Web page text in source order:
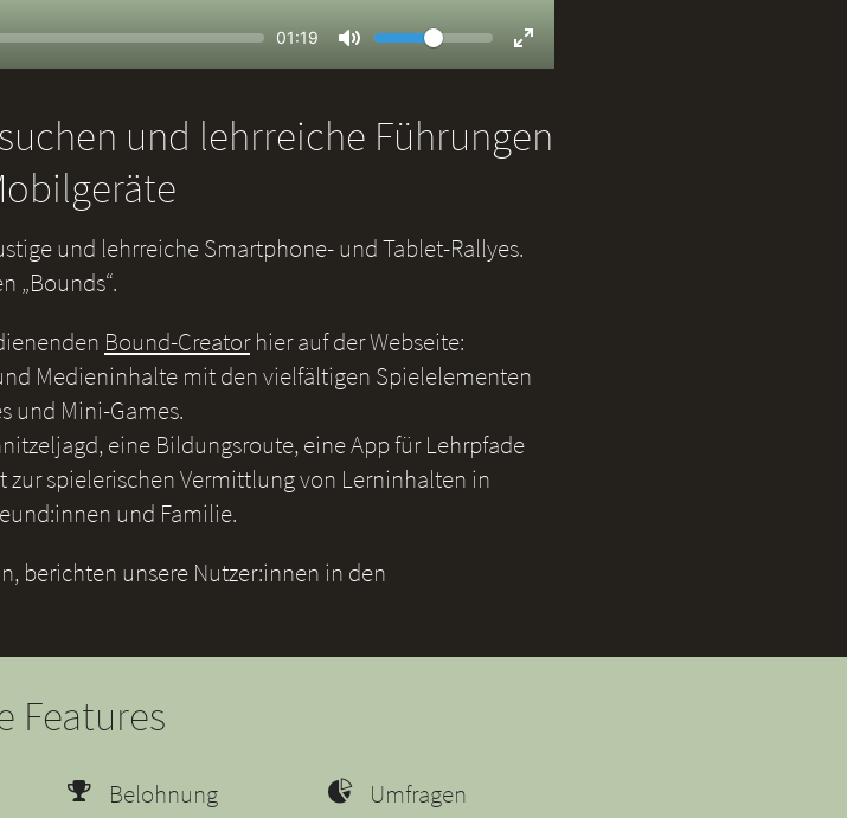
Current
01:19
Mute
Volume
Fullscreen
und lehrreiche Führungen
und lehrreiche Smartphone- und Tablet-Rallyes.
„Bounds“.
Bound-Creatorhier auf der Webseite:
Medieninhalte mit den vielfältigen Spielelementen
und Mini-Games.
eine Bildungsroute, eine App für Lehrpfade
spielerischen Vermittlung von Lerninhalten in
und Familie.
berichten unsere Nutzer:innen in den
Features
Belohnung
Umfragen